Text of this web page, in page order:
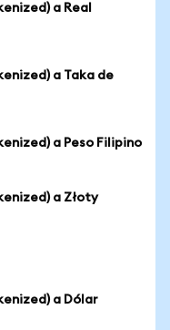
a Real
a Taka de
a Peso Filipino
a Złoty
a Dólar